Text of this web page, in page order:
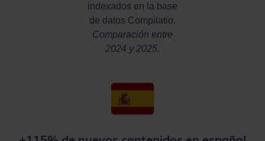
indexados en la base
de datos Compilatio.
Comparación entre
2024 y 2025.